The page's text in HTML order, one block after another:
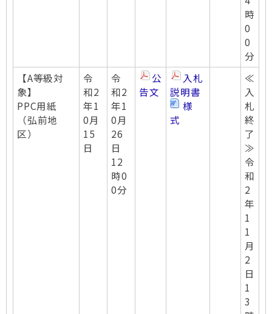
時
0
0
分
【A等級対
象】
PPC用紙
（弘前地
区）
令
和2
年1
0月
15
日
令
和2
年1
0月
26
日
12
時0
0分
公
告文
入札
説明書
様
式
≪
入
札
終
了
≫
令
和
2
年
1
1
月
2
日
1
3